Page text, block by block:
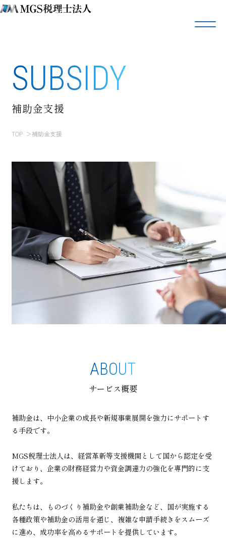
SUBSIDY
補助金支援
TOP 補助金支援
ABOUT
サービス概要
補助金は、中小企業の成長や新規事業展開を強力にサポートす
る手段です。
MGS税理士法人は、経営革新等支援機関として国から認定を受
けており、 企業の財務経営力や資金調達力の強化を専門的に支
援します。
私たちは、ものづくり補助金や創業補助金など、
国が実施する
各種政策や補助金の活用を通じ、複雑な申請手続きをスムーズ
に進め、 成功率を高めるサポートを提供しています。